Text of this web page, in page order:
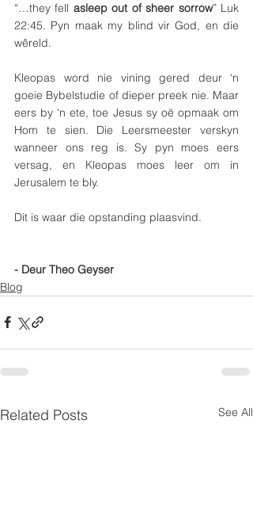
“…they fell asleep out of sheer sorrow” Luk
22:45. Pyn maak my blind vir God, en die
wêreld.
Kleopas word nie vining gered deur ‘n
goeie Bybelstudie of dieper preek nie. Maar
eers by ‘n ete, toe Jesus sy oë opmaak om
Hom te sien. Die Leersmeester verskyn
wanneer ons reg is. Sy pyn moes eers
versag, en Kleopas moes leer om in
Jerusalem te bly.
Dit is waar die opstanding plaasvind.
- Deur Theo Geyser
Blog
Related Posts See All